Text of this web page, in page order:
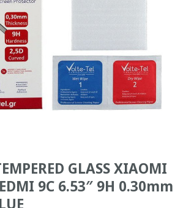
GLASS XIAOMI
9C 6.53″ 9H 0.30mm